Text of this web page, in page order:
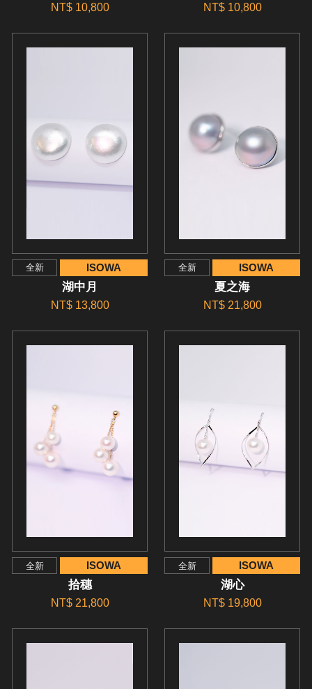
NT$ 10,800 NT$ 10,800
全新 ISOWA
湖中月
NT$ 13,800
全新 ISOWA
夏之海
NT$ 21,800
全新 ISOWA
拾穗
NT$ 21,800
全新 ISOWA
湖心
NT$ 19,800